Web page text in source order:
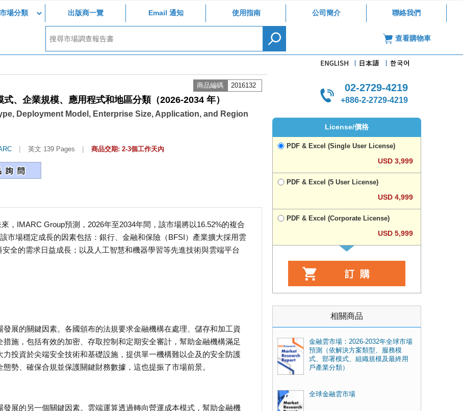
場分類 出版商一覽 Email 通知 使用指南 公司簡介 聯絡我們
查看購物車
商品編碼 2016132
、企業規模、應用程式和地區分類（2026-2034 年）
Deployment Model, Enterprise Size, Application, and Region
| 英文 139 Pages | 商品交期: 2-3個工作天內
，IMARC Group預測，2026年至2034年間，該市場將以16.52%的複合
市場穩定成長的因素包括：銀行、金融和保險（BFSI）產業擴大採用雲
全的需求日益成長；以及人工智慧和機器學習等先進技術與雲端平台
展的關鍵因素。各國頒布的法規要求金融機構在處理、儲存和加工資
施，包括有效的加密、存取控制和定期安全審計，幫助金融機構滿足
投資於尖端安全技術和基礎設施，提供單一機構難以企及的安全防護
勢、確保合規並保護關鍵財務數據，這也提振了市場前景。
展的另一個關鍵因素。雲端運算透過轉向營運成本模式，幫助金融機
02-2729-4219
+886-2-2729-4219
License/價格
PDF & Excel (Single User License)
USD 3,999
PDF & Excel (5 User License)
USD 4,999
PDF & Excel (Corporate License)
USD 5,999
相關商品
金融雲市場：2026-2032年全球市場
預測（依解決方案類型、服務模
式、部署模式、組織規模及最終用
戶產業分類）
全球金融雲市場